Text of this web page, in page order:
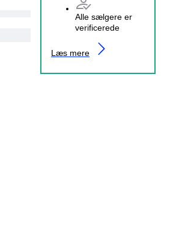
Alle sælgere er
verificerede
Læs mere